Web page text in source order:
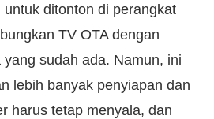
ditonton di perangkat
TV OTA dengan
sudah ada. Namun, ini
lebih banyak penyiapan dan
harus tetap menyala, dan